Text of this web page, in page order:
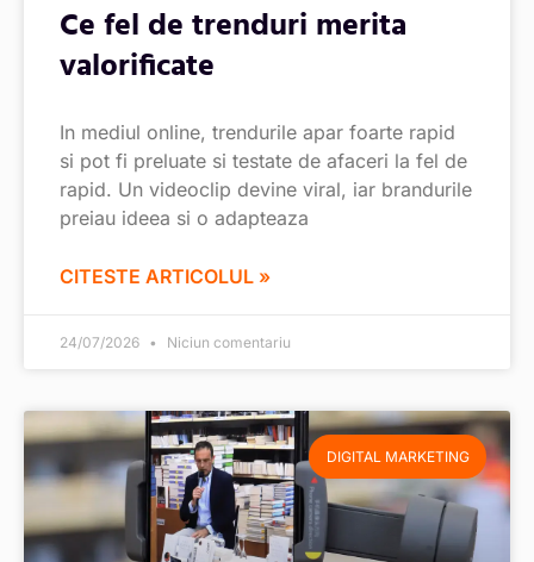
Ce fel de trenduri merita
valorificate
In mediul online, trendurile apar foarte rapid
si pot fi preluate si testate de afaceri la fel de
rapid. Un videoclip devine viral, iar brandurile
preiau ideea si o adapteaza
CITESTE ARTICOLUL »
24/07/2026 Niciun comentariu
DIGITAL MARKETING